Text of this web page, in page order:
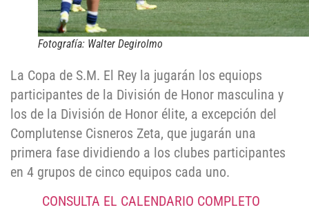
Fotografía: Walter Degirolmo
La Copa de S.M. El Rey la jugarán los equiops
participantes de la División de Honor masculina y
los de la División de Honor élite, a excepción del
Complutense Cisneros Zeta, que jugarán una
primera fase dividiendo a los clubes participantes
en 4 grupos de cinco equipos cada uno.
CONSULTA EL CALENDARIO COMPLETO